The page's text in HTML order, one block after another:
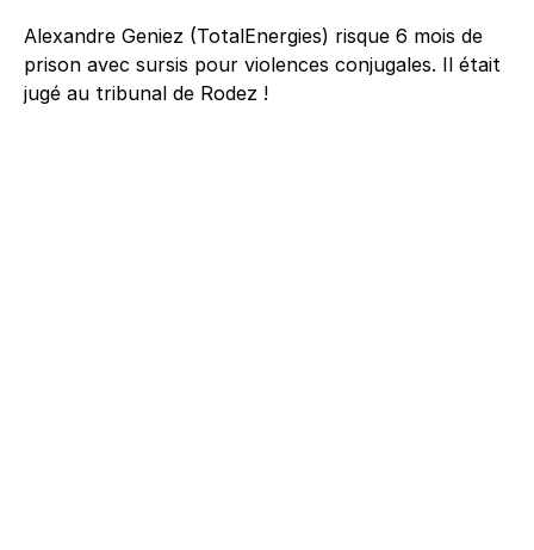
Alexandre Geniez (TotalEnergies) risque 6 mois de
prison avec sursis pour violences conjugales. Il était
jugé au tribunal de Rodez !